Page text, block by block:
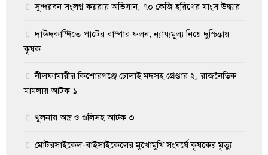
সুন্দরবন সংলগ্ন কয়রায় অভিযান, ৭০ কেজি হরিণের মাংস উদ্ধার
দাউদকান্দিতে পাটের বাম্পার ফলন, ন্যায্যমূল্য নিয়ে দুশ্চিন্তায়
কৃষক
নীলফামারীর কিশোরগঞ্জে চোলাই মদসহ গ্রেপ্তার ২, রাজনৈতিক
মামলায় আটক ১
খুলনায় অস্ত্র ও গুলিসহ আটক ৩
মোটরসাইকেল-বাইসাইকেলের মুখোমুখি সংঘর্ষে কৃষকের মৃত্যু